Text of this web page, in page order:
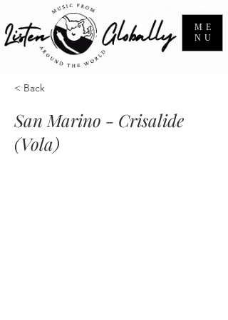
ME
NU
< Back
San Marino - Crisalide
(Vola)